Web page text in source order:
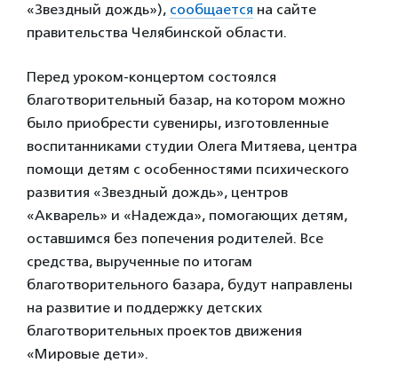
«Звездный дождь»), сообщается на сайте
правительства Челябинской области.
Перед уроком-концертом состоялся
благотворительный базар, на котором можно
было приобрести сувениры, изготовленные
воспитанниками студии Олега Митяева, центра
помощи детям с особенностями психического
развития «Звездный дождь», центров
«Акварель» и «Надежда», помогающих детям,
оставшимся без попечения родителей. Все
средства, вырученные по итогам
благотворительного базара, будут направлены
на развитие и поддержку детских
благотворительных проектов движения
«Мировые дети».